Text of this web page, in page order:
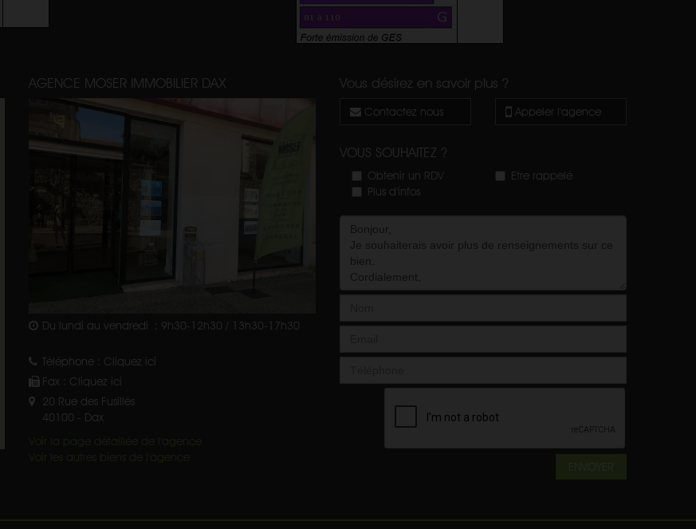
AGENCE MOSER IMMOBILIER DAX
Du lundi au vendredi : 9h30-12h30 / 13h30-17h30
Téléphone : Cliquez ici
Fax : Cliquez ici
20 Rue des Fusillés
40100 - Dax
Vous désirez en savoir plus ?
Contactez nous Appeler l'agence
VOUS SOUHAITEZ ?
Obtenir un RDV
Etre rappelé
Plus d'infos
ENVOYER